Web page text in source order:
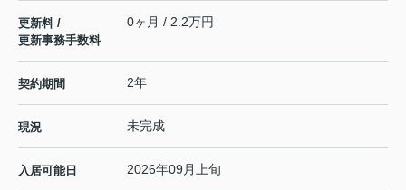
更新料 /
更新事務手数料
0ヶ月 / 2.2万円
契約期間 2年
現況 未完成
入居可能日 2026年09月上旬